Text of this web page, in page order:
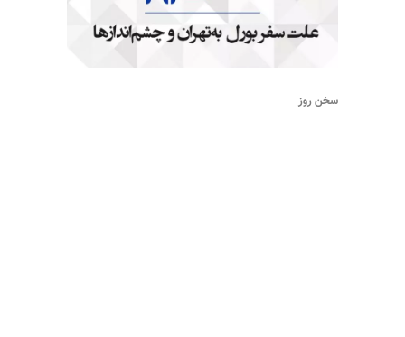
سخن روز